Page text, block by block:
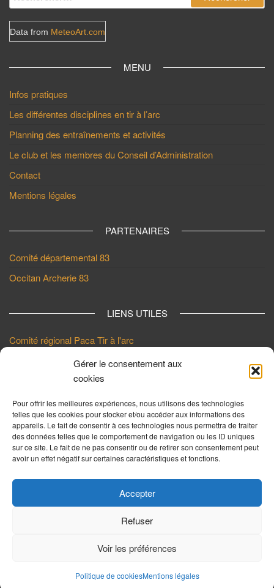
Gérer le consentement aux
cookies
Pour offrir les meilleures expériences, nous utilisons des technologies
telles que les cookies pour stocker et/ou accéder aux informations des
appareils. Le fait de consentir à ces technologies nous permettra de traiter
des données telles que le comportement de navigation ou les ID uniques
sur ce site. Le fait de ne pas consentir ou de retirer son consentement peut
avoir un effet négatif sur certaines caractéristiques et fonctions.
Accepter
Refuser
Voir les préférences
Politique de cookiesMentions légales
Data from MeteoArt.com
MENU
Infos pratiques
Les différentes disciplines en tir à l’arc
Planning des entraînements et activités
Le club et les membres du Conseil d’Administration
Contact
Mentions légales
PARTENAIRES
Comité départemental 83
Occitan Archerie 83
LIENS UTILES
Comité régional Paca Tir à l'arc
Ville de Draguignan
LES DERNIERS ARTICLES
Mandat Championnat Régional de Tir en Campagne – 5 juillet 26 –
Boulouris
Mandat concours 3D gonfaron
20 mai 2026
© Les Archers du Dragon 2026